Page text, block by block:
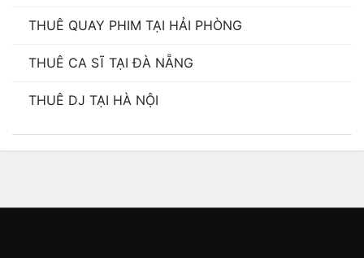
THUÊ QUAY PHIM TẠI HẢI PHÒNG
THUÊ CA SĨ TẠI ĐÀ NẴNG
THUÊ DJ TẠI HÀ NỘI